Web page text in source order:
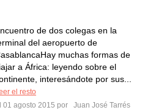
de dos colegas en la
del aeropuerto de
muchas formas de
a África: leyendo sobre el
interesándote por sus...
el resto
01 agosto 2015 por
Juan José Tarrés